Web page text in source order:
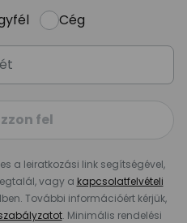
Cég
fel
a leiratkozási link segítségével,
vagy a kapcsolatfelvételi
További információért kérjük,
. Minimális rendelési